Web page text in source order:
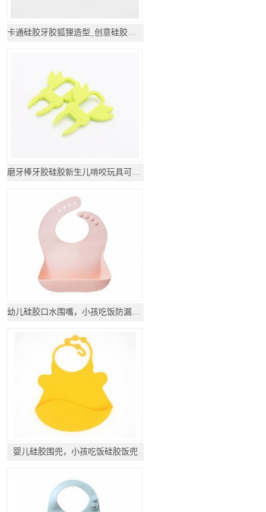
卡通硅胶牙胶狐狸造型_创意硅胶牙胶礼品
磨牙棒牙胶硅胶新生儿啃咬玩具可水煮
幼儿硅胶口水围嘴，小孩吃饭防漏围兜
婴儿硅胶围兜，小孩吃饭硅胶饭兜